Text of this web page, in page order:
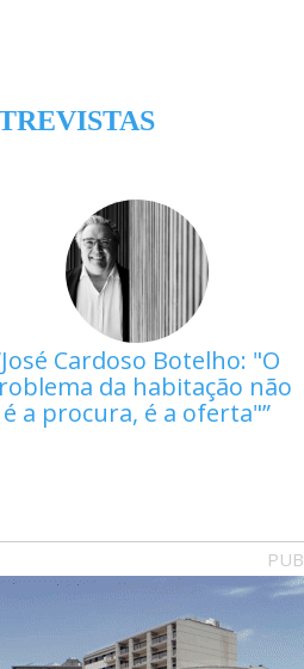
José Cardoso Botelho: "O
da habitação não
é a procura, é a oferta"
PUB